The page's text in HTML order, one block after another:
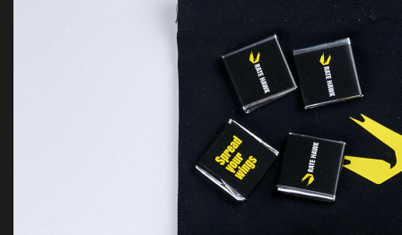
Merch Pack for conferences